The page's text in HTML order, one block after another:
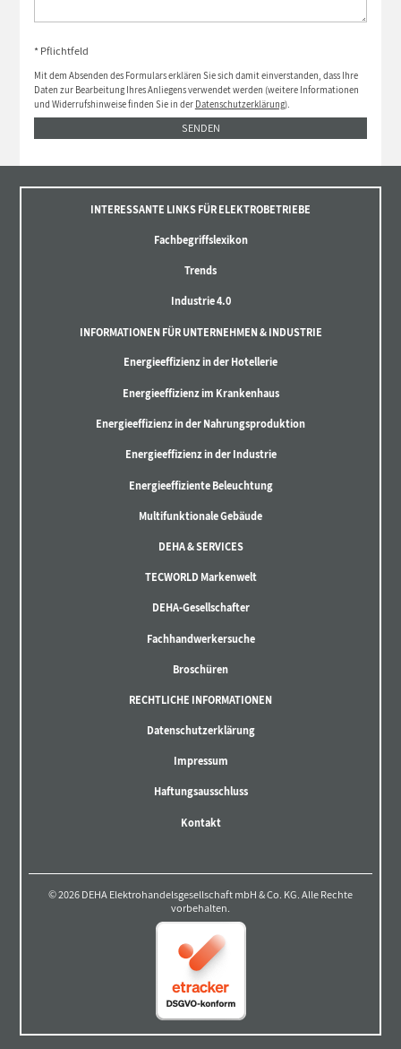
* Pflichtfeld
Mit dem Absenden des Formulars erklären Sie sich damit einverstanden, dass Ihre
Daten zur Bearbeitung Ihres Anliegens verwendet werden (weitere Informationen
und Widerrufshinweise finden Sie in der Datenschutzerklärung).
SENDEN
INTERESSANTE LINKS FÜR ELEKTROBETRIEBE
Fachbegriffslexikon
Trends
Industrie 4.0
INFORMATIONEN FÜR UNTERNEHMEN & INDUSTRIE
Energieeffizienz in der Hotellerie
Energieeffizienz im Krankenhaus
Energieeffizienz in der Nahrungsproduktion
Energieeffizienz in der Industrie
Energieeffiziente Beleuchtung
Multifunktionale Gebäude
DEHA & SERVICES
TECWORLD Markenwelt
DEHA-Gesellschafter
Fachhandwerkersuche
Broschüren
RECHTLICHE INFORMATIONEN
Datenschutzerklärung
Impressum
Haftungsausschluss
Kontakt
© 2026 DEHA Elektrohandelsgesellschaft mbH & Co. KG. Alle Rechte
vorbehalten.